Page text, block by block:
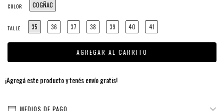
COLOR COGÑAC
TALLE 35 36 37 38 39 40 41
¡Agregá este producto ytenés envío gratis!
MEDIOS DE PAGO